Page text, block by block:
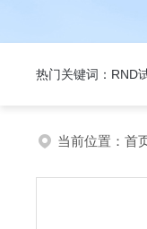
热门关键词：RND
当前位置： 首